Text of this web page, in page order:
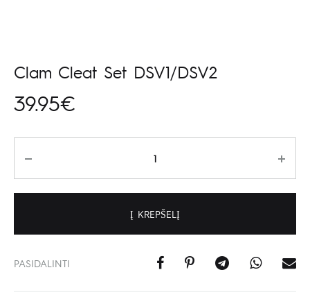
Clam Cleat Set DSV1/DSV2
39.95€
Į KREPŠELĮ
PASIDALINTI